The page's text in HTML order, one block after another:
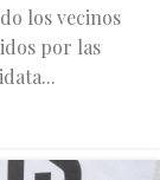
los vecinos
por las